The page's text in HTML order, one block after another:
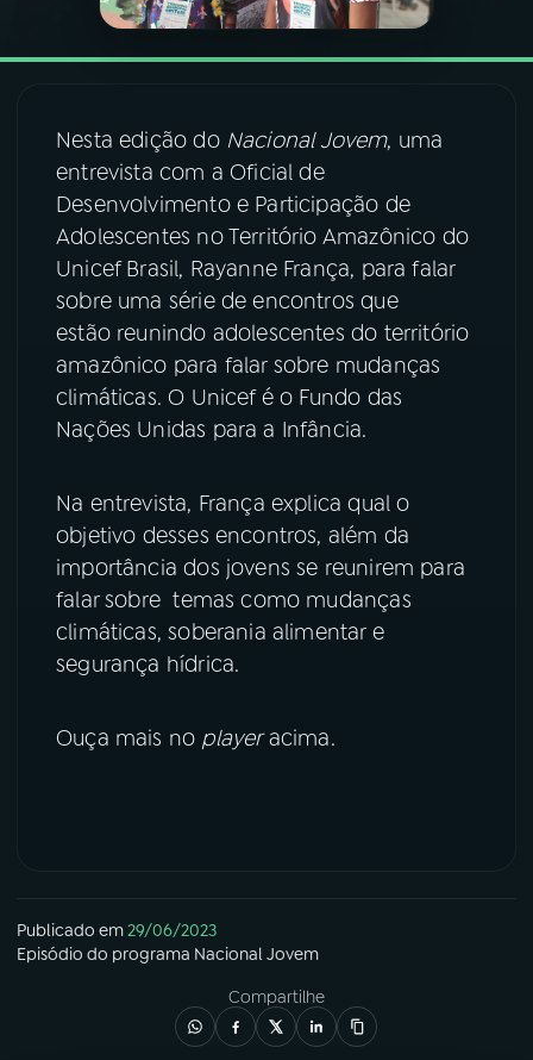
VIDEOCASTS
07ÚLTIMAS
FESTIVAL DE MÚSICA
ACOMPANHE A RÁDIO NACIONAL
TikTok
Nesta edição do Nacional Jovem, uma
entrevista com a Oficial de
Desenvolvimento e Participação de
Adolescentes no Território Amazônico do
Unicef Brasil, Rayanne França, para falar
sobre uma série de encontros que
estão reunindo adolescentes do território
amazônico para falar sobre mudanças
climáticas. O Unicef é o Fundo das
Nações Unidas para a Infância.
Na entrevista, França explica qual o
objetivo desses encontros, além da
importância dos jovens se reunirem para
falar sobre temas como mudanças
climáticas, soberania alimentar e
segurança hídrica.
Ouça mais no playeracima.
Publicado em29/06/2023
Episódio do programa Nacional Jovem
Compartilhe